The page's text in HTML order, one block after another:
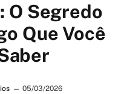
O Segredo
Que Você
05/03/2026